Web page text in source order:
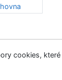
Napište nám
cookies,